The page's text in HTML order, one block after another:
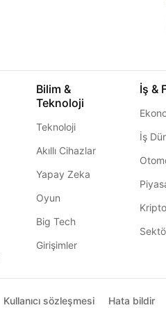
Bilim &
Teknoloji
Teknoloji
Akıllı Cihazlar
Yapay Zeka
Oyun
Big Tech
Girişimler
İş &
İş
Kripto
Kullanıcı sözleşmesi Hata bildir